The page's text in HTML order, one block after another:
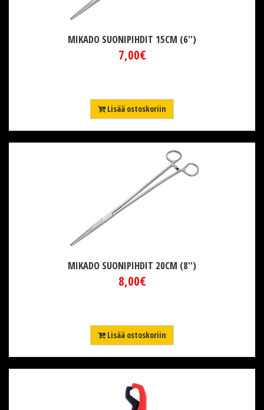
MIKADO SUONIPIHDIT 15CM (6'')
7,00€
Lisää ostoskoriin
MIKADO SUONIPIHDIT 20CM (8'')
8,00€
Lisää ostoskoriin